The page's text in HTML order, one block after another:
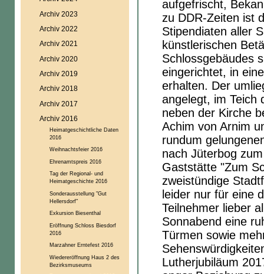
aufgefrischt,
zu DDR-Zeiten ist
Stipendiaten aller
künstlerischen
Schlossgebäudes
eingerichtet, in
erhalten. Der
angelegt, im Teich
neben der Kirche
Achim von Arnim
rundum
nach Jüterbog
Gaststätte "Zum
zweistündige
leider nur für eine
Teilnehmer lieber
Sonnabend eine
Türmen sowie
Lutherjubiläum
Archiv 2023
Archiv 2022
Archiv 2021
Archiv 2020
Archiv 2019
Archiv 2018
Archiv 2017
Archiv 2016
Heimatgeschichtliche Daten
2016
Weihnachtsfeier 2016
Ehrenamtspreis 2016
Tag der Regional- und
Heimatgeschichte 2016
Sonderausstellung "Gut
Hellersdorf"
Exkursion Biesenthal
Eröffnung Schloss Biesdorf
2016
Marzahner Erntefest 2016
Wiedereröffnung Haus 2 des
Bezirksmuseums